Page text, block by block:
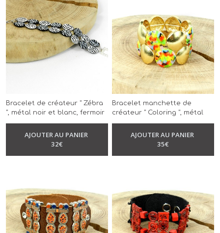
Bracelet de créateur " Zébra
", métal noir et blanc, fermoir
-Bracelet
AJOUTER AU PANIER
32€
Bracelet manchette de
créateur " Coloring ", métal
Bracelet
AJOUTER AU PANIER
35€